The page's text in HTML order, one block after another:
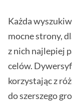
Każda
mocne strony,
z nich najlepiej
celów.
korzystając z
do szerszego